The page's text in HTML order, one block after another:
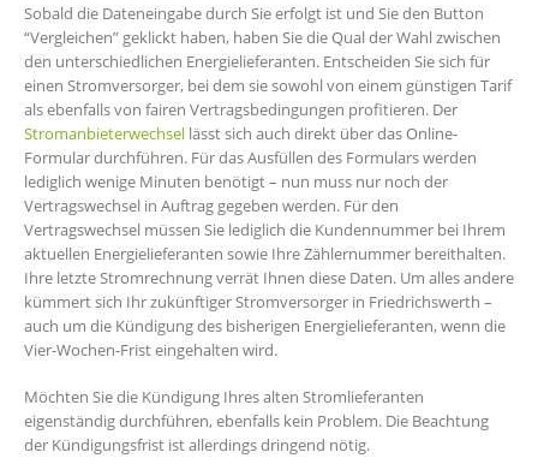
Sobald die Dateneingabe durch Sie erfolgt ist und Sie den Button
“Vergleichen” geklickt haben, haben Sie die Qual der Wahl zwischen
den unterschiedlichen Energielieferanten. Entscheiden Sie sich für
einen Stromversorger, bei dem sie sowohl von einem günstigen Tarif
als ebenfalls von fairen Vertragsbedingungen profitieren. Der
Stromanbieterwechsel lässt sich auch direkt über das Online-
Formular durchführen. Für das Ausfüllen des Formulars werden
lediglich wenige Minuten benötigt – nun muss nur noch der
Vertragswechsel in Auftrag gegeben werden. Für den
Vertragswechsel müssen Sie lediglich die Kundennummer bei Ihrem
aktuellen Energielieferanten sowie Ihre Zählernummer bereithalten.
Ihre letzte Stromrechnung verrät Ihnen diese Daten. Um alles andere
kümmert sich Ihr zukünftiger Stromversorger in Friedrichswerth –
auch um die Kündigung des bisherigen Energielieferanten, wenn die
Vier-Wochen-Frist eingehalten wird.
Möchten Sie die Kündigung Ihres alten Stromlieferanten
eigenständig durchführen, ebenfalls kein Problem. Die Beachtung
der Kündigungsfrist ist allerdings dringend nötig.